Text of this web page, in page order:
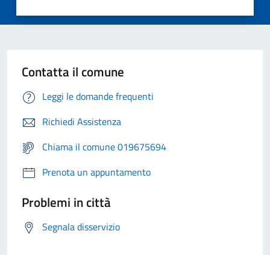
Contatta il comune
Leggi le domande frequenti
Richiedi Assistenza
Chiama il comune 019675694
Prenota un appuntamento
Problemi in città
Segnala disservizio